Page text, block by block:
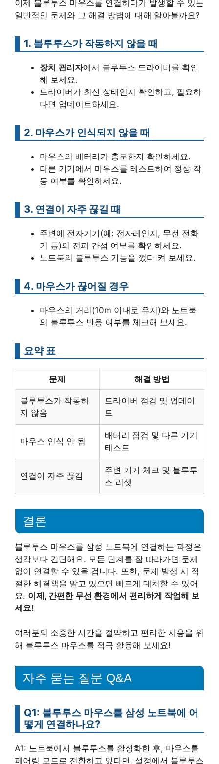
이제 블루투스 마우스를 연결하다가 발생할 수 있는
일반적인 문제와 그 해결 방법에 대해 알아볼까요?
1. 블루투스가 작동하지 않을 때
장치 관리자에서 블루투스 드라이버를 확인
해 보세요.
드라이버가 최신 상태인지 확인하고, 필요하
다면 업데이트하세요.
2. 마우스가 인식되지 않을 때
마우스의 배터리가 충분한지 확인하세요.
다른 기기에서 마우스를 테스트하여 정상 작
동 여부를 확인하세요.
3. 연결이 자주 끊길 때
주변에 전자기기(예: 전자레인지, 무선 전화
기 등)의 전파 간섭 여부를 확인하세요.
노트북의 블루투스 기능을 껐다 켜 보세요.
4. 마우스가 끊어질 경우
마우스의 거리(10m 이내로 유지)와 노트북
의 블루투스 반응 여부를 체크해 보세요.
요약 표
문제 해결 방법
블루투스가 작동하
지 않음
드라이버 점검 및 업데이
트
마우스 인식 안 됨
배터리 점검 및 다른 기기
테스트
연결이 자주 끊김
주변 기기 체크 및 블루투
스 리셋
결론
블루투스 마우스를 삼성 노트북에 연결하는 과정은
생각보다 간단해요. 모든 단계를 잘 따라가면 문제
없이 연결할 수 있을 겁니다. 또한, 문제 발생 시 적
절한 해결책을 알고 있으면 빠르게 대처할 수 있어
요. 이제, 간편한 무선 환경에서 편리하게 작업해 보
세요!
여러분의 소중한 시간을 절약하고 편리한 사용을 위
해 블루투스 마우스를 적극 활용해 보세요!
자주 묻는 질문 Q&A
Q1: 블루투스 마우스를 삼성 노트북에 어
떻게 연결하나요?
A1: 노트북에서 블루투스를 활성화한 후, 마우스를
페어링 모드로 전환하고 있다면, 설정에서 블루투스